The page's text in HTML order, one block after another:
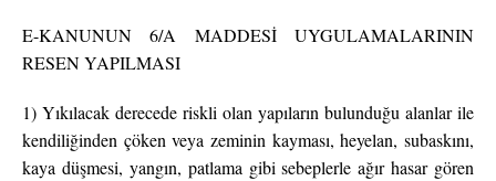
E-KANUNUN 6/A MADDESİ UYGULAMALARININ
RESEN YAPILMASI
1) Yıkılacak derecede riskli olan yapıların bulunduğu alanlar ile
kendiliğinden çöken veya zeminin kayması, heyelan, subaskını,
kaya düşmesi, yangın, patlama gibi sebeplerle ağır hasar gören